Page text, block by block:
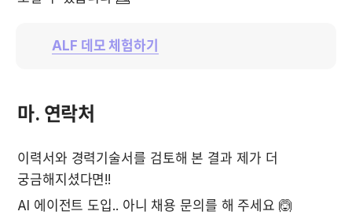
ALF 데모 체험하기
마. 연락처
이력서와 경력기술서를 검토해 본 결과 제가 더
궁금해지셨다면!!
AI 에이전트 도입.. 아니 채용 문의를 해 주세요 🙆